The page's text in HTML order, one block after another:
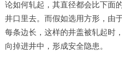
论如何轧起，其直径都会比下面
井口里去。而假如选用方形，由
每条边长，这样的井盖被轧起时
向掉进井中，形成安全隐患。